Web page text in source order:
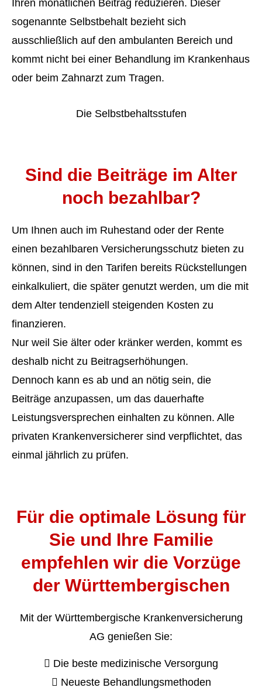
Ihren monatlichen Beitrag reduzieren. Dieser
sogenannte Selbst­behalt bezieht sich
ausschließlich auf den ambulanten Bereich und
kommt nicht bei einer Behandlung im Krankenhaus
oder beim Zahnarzt zum Tragen.
Die Selbst­behaltsstufen
Sind die Beiträge im Alter
noch bezahlbar?
Um Ihnen auch im Ruhestand oder der Rente
einen bezahlbaren Versicherungsschutz bieten zu
können, sind in den Tarifen bereits Rückstellungen
einkalkuliert, die später genutzt werden, um die mit
dem Alter tendenziell steigenden Kosten zu
finanzieren.
Nur weil Sie älter oder kränker werden, kommt es
deshalb nicht zu Beitragserhöhungen.
Dennoch kann es ab und an nötig sein, die
Beiträge anzupassen, um das dauerhafte
Leistungsversprechen einhalten zu können. Alle
privaten Krankenversicherer sind verpflichtet, das
einmal jährlich zu prüfen.
Für die optimale Lösung für
Sie und Ihre Familie
empfehlen wir die Vorzüge
der Württembergischen
Mit der Württembergische Kranken­ver­si­che­rung
AG genießen Sie:
Die beste medizinische Versorgung
Neueste Behandlungsmethoden